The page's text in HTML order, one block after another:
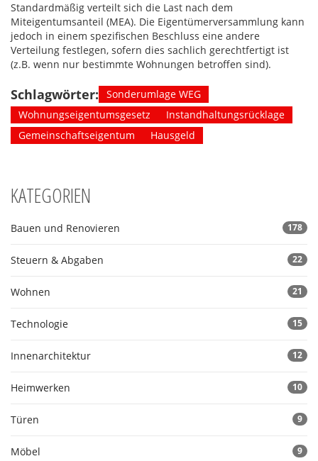
Standardmäßig verteilt sich die Last nach dem
Miteigentumsanteil (MEA). Die Eigentümerversammlung kann
jedoch in einem spezifischen Beschluss eine andere
Verteilung festlegen, sofern dies sachlich gerechtfertigt ist
(z.B. wenn nur bestimmte Wohnungen betroffen sind).
Schlagwörter:
Sonderumlage WEG
Wohnungseigentumsgesetz
Instandhaltungsrücklage
Gemeinschaftseigentum
Hausgeld
KATEGORIEN
Bauen und Renovieren 178
Steuern & Abgaben 22
Wohnen 21
Technologie 15
Innenarchitektur 12
Heimwerken 10
Türen 9
Möbel 9